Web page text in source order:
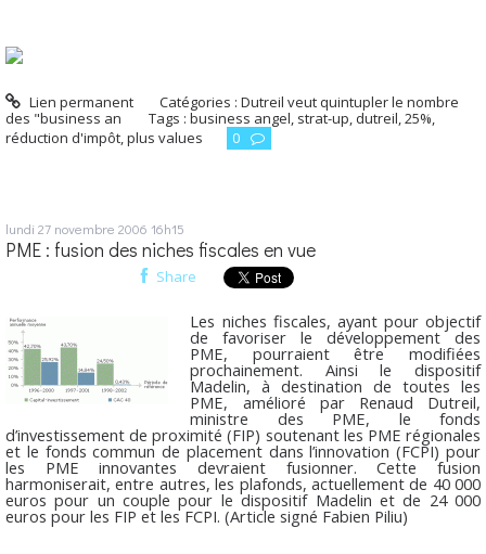
Lien permanent Catégories :Dutreil veut quintupler le nombre
des "business an
Tags : business angel, strat-up, dutreil,25%,
réduction d'impôt,plus values 0
lundi 27 novembre 2006 16h15
PME : fusion des niches fiscales en vue
Share
Les niches fiscales, ayant pour objectif
de favoriser le développement des
PME, pourraient être modifiées
prochainement. Ainsi le dispositif
Madelin, à destination de toutes les
PME, amélioré par Renaud Dutreil,
ministre des PME, le fonds
d’investissement de proximité (FIP) soutenant les PME régionales
et le fonds commun de placement dans l’innovation (FCPI) pour
les PME innovantes devraient fusionner. Cette fusion
harmoniserait, entre autres, les plafonds, actuellement de 40 000
euros pour un couple pour le dispositif Madelin et de 24 000
euros pour les FIP et les FCPI. (Article signé Fabien Piliu)